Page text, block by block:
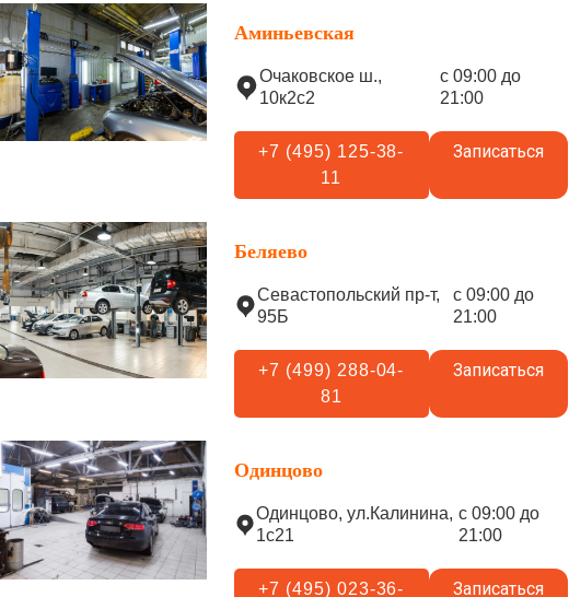
Аминьевская
Очаковское ш.,
10к2с2
с 09:00 до
21:00
+7 (495) 125-38-
11
Записаться
Беляево
Севастопольский пр-т,
95Б
с 09:00 до
21:00
+7 (499) 288-04-
81
Записаться
Одинцово
Одинцово, ул.Калинина,
1с21
с 09:00 до
21:00
+7 (495) 023-36- Записаться